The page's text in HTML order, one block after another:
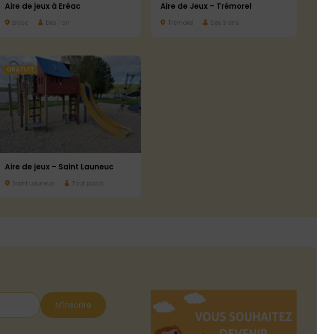
Aire de jeux à Eréac
Ereac Dès 1 an
Aire de Jeux – Trémorel
Trémorel Dès 3 ans
Aire de jeux – Saint Launeuc
Saint Launeuc Tout public
GRATUIT
M'inscrire